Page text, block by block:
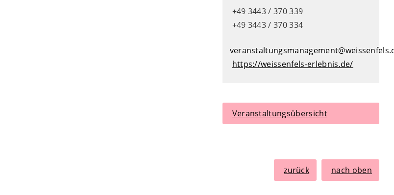
+49 3443 / 370 339
+49 3443 / 370 334
https://weissenfels-erlebnis.de/
Veranstaltungsübersicht
zurück nach oben